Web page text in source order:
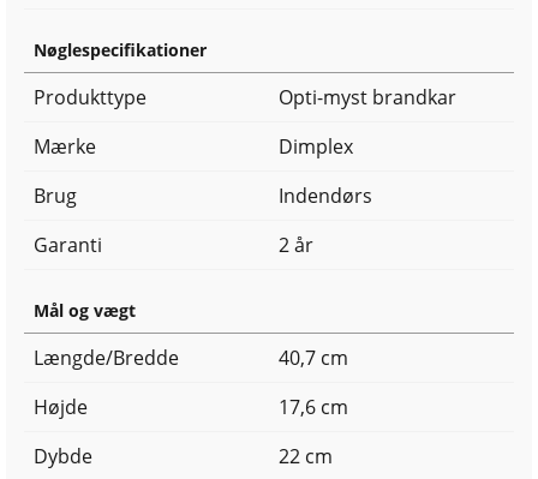
Nøglespecifikationer
Produkttype
Opti-myst brandkar
Mærke
Dimplex
Brug
Indendørs
Garanti
2 år
Mål og vægt
Længde/Bredde
40,7 cm
Højde
17,6 cm
Dybde
22 cm